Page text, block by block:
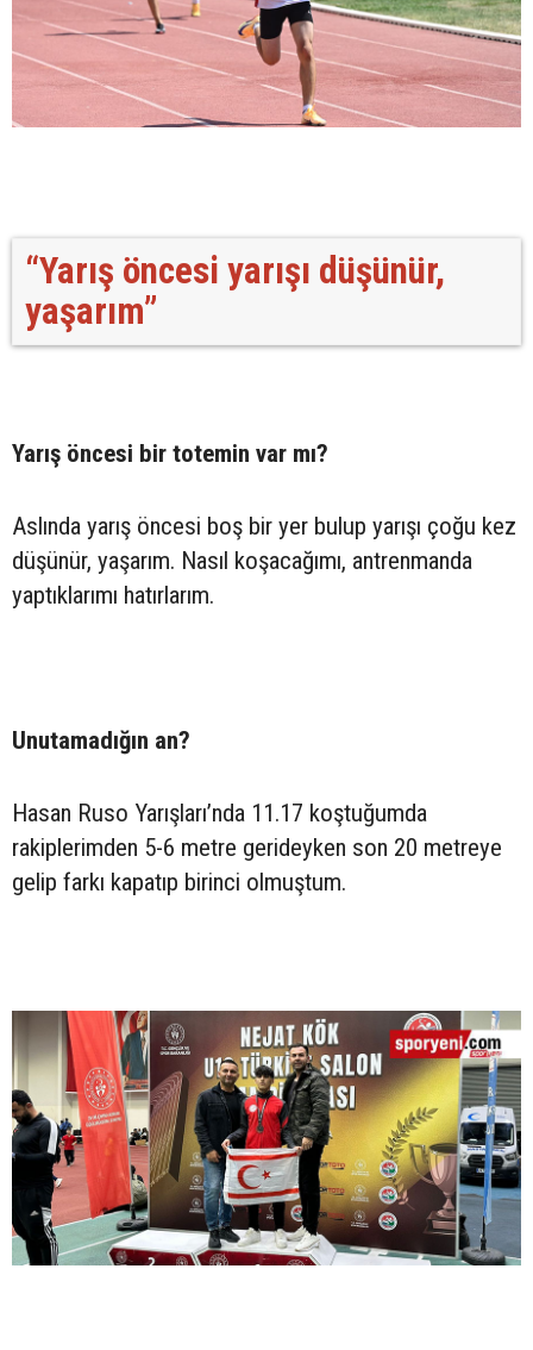
“Yarış öncesi yarışı düşünür,
yaşarım”
Yarış öncesi bir totemin var mı?
Aslında yarış öncesi boş bir yer bulup yarışı çoğu kez
düşünür, yaşarım. Nasıl koşacağımı, antrenmanda
yaptıklarımı hatırlarım.
Unutamadığın an?
Hasan Ruso Yarışları’nda 11.17 koştuğumda
rakiplerimden 5-6 metre gerideyken son 20 metreye
gelip farkı kapatıp birinci olmuştum.